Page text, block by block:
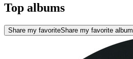
Top albums
Share my favoriteShare my favorite album